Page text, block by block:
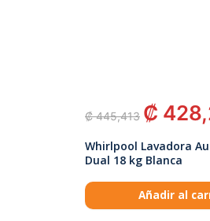
₡445,413 ₡
Whirlpool Lavadora
Dual 18 kg Blanca
Añadir al